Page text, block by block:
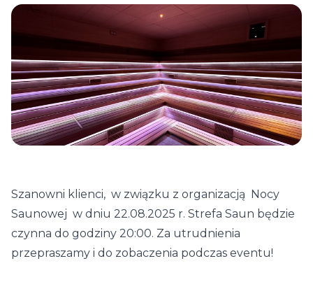
Szanowni klienci, w związku z organizacją Nocy
Saunowej w dniu 22.08.2025 r. Strefa Saun będzie
czynna do godziny 20:00. Za utrudnienia
przepraszamy i do zobaczenia podczas eventu!